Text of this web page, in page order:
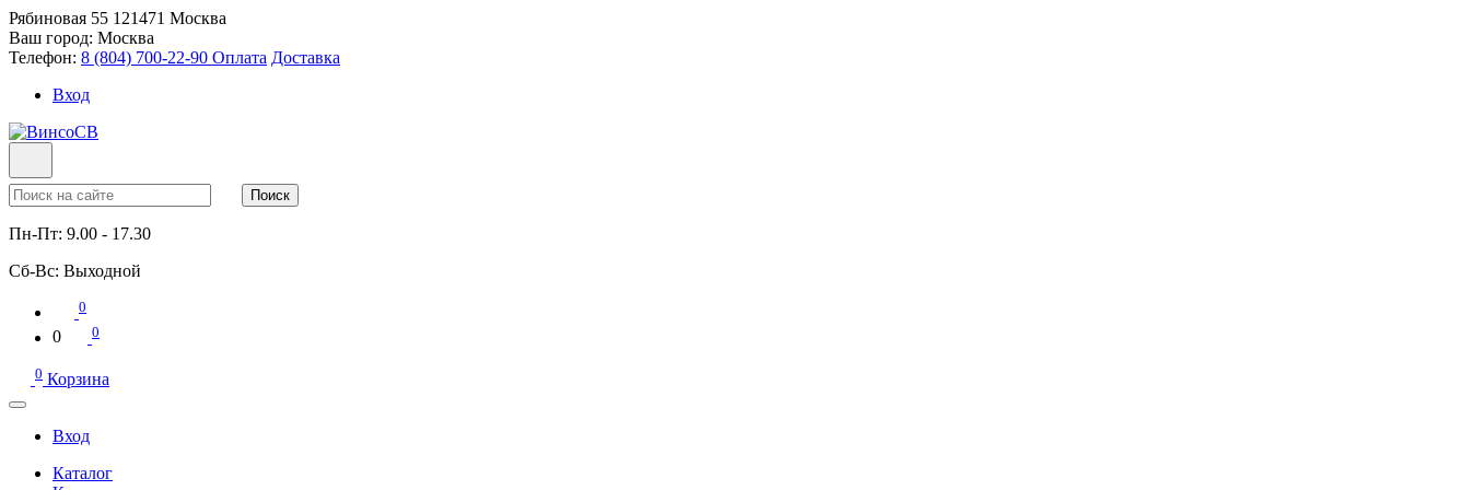
Рябиновая 55 121471 Москва
Ваш город: Москва
Телефон: 8 (804) 700-22-90 Оплата Доставка
Вход
Поиск
Пн-Пт: 9.00 - 17.30
Сб-Вс: Выходной
0
0 0
0 Корзина
Вход
Каталог